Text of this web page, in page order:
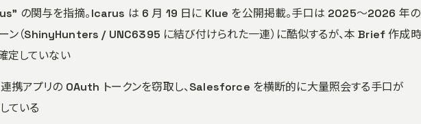
の関与を指摘。Icarus は 6 月 19 日に Klue を公開掲載。手口は 2025〜2026 年
ン（ShinyHunters / UNC6395 に結び付けられた一連）に酷似するが、本 Brief 作成
していない
携アプリの OAuth トークンを窃取し、Salesforce を横断的に大量照会する手口が
ている